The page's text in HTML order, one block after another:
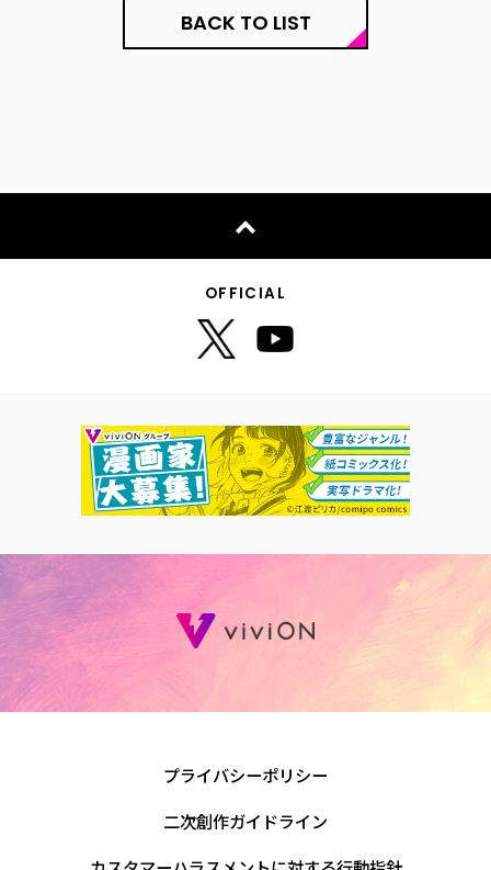
BACK TO LIST
OFFICIAL
プライバシーポリシー
二次創作ガイドライン